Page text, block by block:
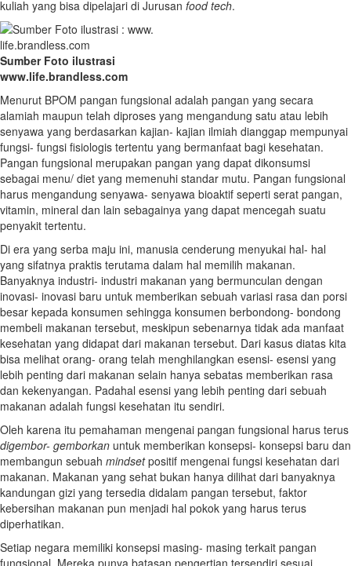
kuliah yang bisa dipelajari di Jurusan food tech.
Sumber Foto ilustrasi
www.life.brandless.com
Menurut BPOM pangan fungsional adalah pangan yang secara
alamiah maupun telah diproses yang mengandung satu atau lebih
senyawa yang berdasarkan kajian- kajian ilmiah dianggap mempunyai
fungsi- fungsi fisiologis tertentu yang bermanfaat bagi kesehatan.
Pangan fungsional merupakan pangan yang dapat dikonsumsi
sebagai menu/ diet yang memenuhi standar mutu. Pangan fungsional
harus mengandung senyawa- senyawa bioaktif seperti serat pangan,
vitamin, mineral dan lain sebagainya yang dapat mencegah suatu
penyakit tertentu.
Di era yang serba maju ini, manusia cenderung menyukai hal- hal
yang sifatnya praktis terutama dalam hal memilih makanan.
Banyaknya industri- industri makanan yang bermunculan dengan
inovasi- inovasi baru untuk memberikan sebuah variasi rasa dan porsi
besar kepada konsumen sehingga konsumen berbondong- bondong
membeli makanan tersebut, meskipun sebenarnya tidak ada manfaat
kesehatan yang didapat dari makanan tersebut. Dari kasus diatas kita
bisa melihat orang- orang telah menghilangkan esensi- esensi yang
lebih penting dari makanan selain hanya sebatas memberikan rasa
dan kekenyangan. Padahal esensi yang lebih penting dari sebuah
makanan adalah fungsi kesehatan itu sendiri.
Oleh karena itu pemahaman mengenai pangan fungsional harus terus
digembor- gemborkan untuk memberikan konsepsi- konsepsi baru dan
membangun sebuah mindsetpositif mengenai fungsi kesehatan dari
makanan. Makanan yang sehat bukan hanya dilihat dari banyaknya
kandungan gizi yang tersedia didalam pangan tersebut, faktor
kebersihan makanan pun menjadi hal pokok yang harus terus
diperhatikan.
Setiap negara memiliki konsepsi masing- masing terkait pangan
fungsional. Mereka punya batasan pengertian tersendiri sesuai